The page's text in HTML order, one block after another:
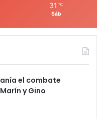
31 ℃
Sáb
el combate
y Gino